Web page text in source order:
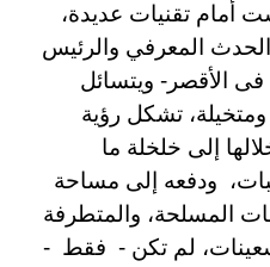
أمام تقنيات عديدة،
الحدث المعرفي والرئيس
الأقصر- ويتسائل
تشكل رؤية
إلى خلخلة ما
ودفعه إلى مساحة
المسلحة، والمتطرفة
لم تكن - فقط -